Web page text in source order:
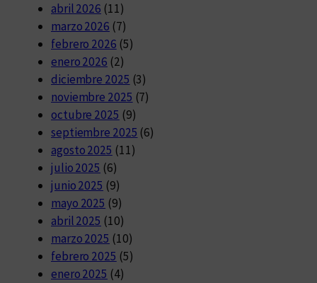
abril 2026 (11)
marzo 2026 (7)
febrero 2026 (5)
enero 2026 (2)
diciembre 2025 (3)
noviembre 2025 (7)
octubre 2025 (9)
septiembre 2025 (6)
agosto 2025 (11)
julio 2025 (6)
junio 2025 (9)
mayo 2025 (9)
abril 2025 (10)
marzo 2025 (10)
febrero 2025 (5)
enero 2025 (4)